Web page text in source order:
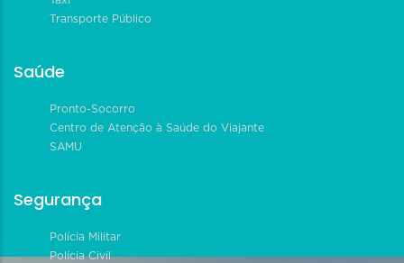
Transporte Público
Saúde
Pronto-Socorro
Centro de Atenção à Saúde do Viajante
SAMU
Segurança
Polícia Militar
Polícia Civil